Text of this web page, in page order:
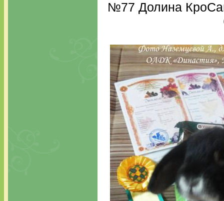
№77 Долина